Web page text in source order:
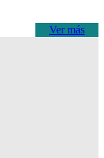
Ver más